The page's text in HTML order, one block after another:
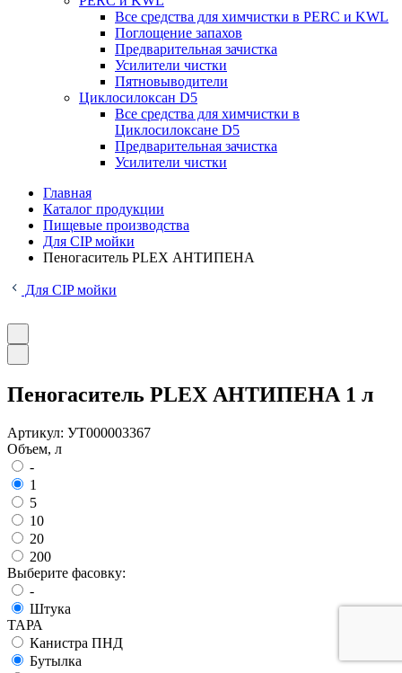
Все средства для химчистки в PERC и KWL
Поглощение запахов
Предварительная зачистка
Усилители чистки
Пятновыводители
Циклосилоксан D5
Все средства для химчистки в
Циклосилоксане D5
Предварительная зачистка
Усилители чистки
Главная
Каталог продукции
Пищевые производства
Для CIP мойки
Пеногаситель PLEX АНТИПЕНА
Для CIP мойки
Пеногаситель PLEX АНТИПЕНА 1 л
Артикул: УТ000003367
Объем, л
-
1
5
10
20
200
Выберите фасовку:
-
Штука
ТАРА
Канистра ПНД
Бутылка